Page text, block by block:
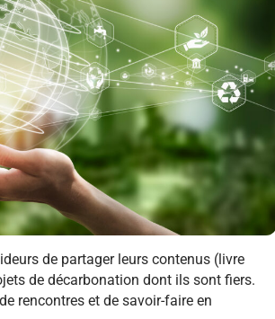
de partager leurs contenus (livre
de décarbonation dont ils sont fiers.
rencontres et de savoir-faire en